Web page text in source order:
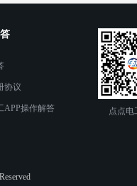
协议
APP操作解答 点点电